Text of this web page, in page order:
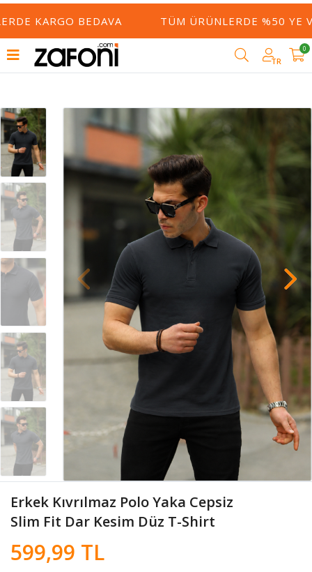
KARGO BEDAVA TÜM ÜRÜNLERDE %50 YE
TR
0
Erkek Kıvrılmaz Polo Yaka Cepsiz
Slim Fit Dar Kesim Düz T-Shirt
599,99 TL